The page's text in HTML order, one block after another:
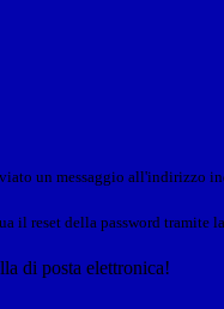
un messaggio all'indirizzo
il reset della password tramite la
di posta elettronica!